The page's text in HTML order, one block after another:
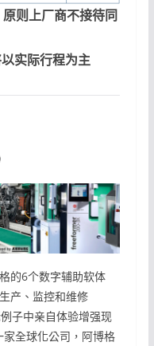
则上厂商不接待同
实际行程为主
的6个数字辅助软体
产、监控和维修
子中亲自体验增强现
全球化公司，阿博格